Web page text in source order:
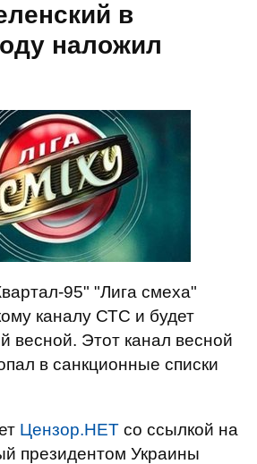
в
наложил
95" "Лига смеха"
каналу СТС и будет
весной. Этот канал весной
в санкционные списки
Цензор.НЕТ со ссылкой на
президентом Украины